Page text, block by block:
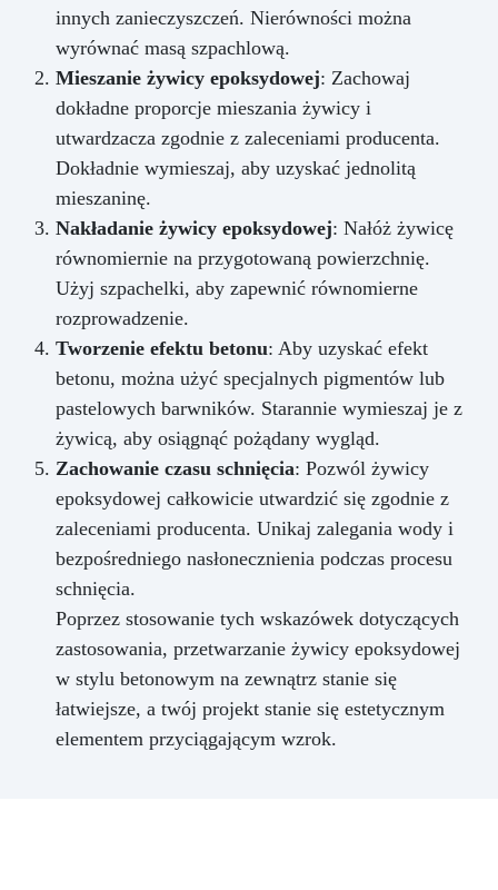
innych zanieczyszczeń. Nierówności można
wyrównać masą szpachlową.
Mieszanie żywicy epoksydowej: Zachowaj
dokładne proporcje mieszania żywicy i
utwardzacza zgodnie z zaleceniami producenta.
Dokładnie wymieszaj, aby uzyskać jednolitą
mieszaninę.
Nakładanie żywicy epoksydowej: Nałóż żywicę
równomiernie na przygotowaną powierzchnię.
Użyj szpachelki, aby zapewnić równomierne
rozprowadzenie.
Tworzenie efektu betonu: Aby uzyskać efekt
betonu, można użyć specjalnych pigmentów lub
pastelowych barwników. Starannie wymieszaj je z
żywicą, aby osiągnąć pożądany wygląd.
Zachowanie czasu schnięcia: Pozwól żywicy
epoksydowej całkowicie utwardzić się zgodnie z
zaleceniami producenta. Unikaj zalegania wody i
bezpośredniego nasłonecznienia podczas procesu
schnięcia.
Poprzez stosowanie tych wskazówek dotyczących
zastosowania, przetwarzanie żywicy epoksydowej
w stylu betonowym na zewnątrz stanie się
łatwiejsze, a twój projekt stanie się estetycznym
elementem przyciągającym wzrok.